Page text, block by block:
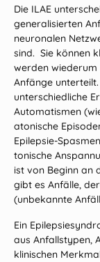
Die ILAE
generalisierten
neuronalen
sind. Sie können
werden wiederum
Anfänge
unterschiedliche
Automatismen
atonische
tonische
ist von Beginn an
gibt es Anfälle,
(unbekannte
Ein
aus Anfallstypen,
klinischen